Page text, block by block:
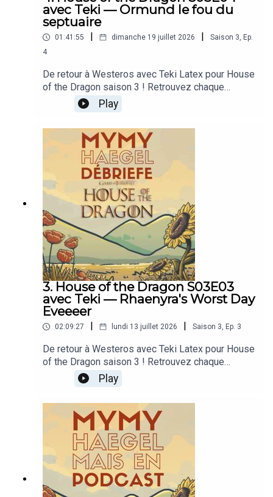
avec Teki — Ormund le fou du
septuaire
01:41:55 dimanche 19 juillet 2026 Saison 3, Ep.
4
De retour à Westeros avec Teki Latex pour House
of the Dragon saison 3 ! Retrouvez chaque
semaine les débriefs des épisodes, en avant-
première sur Patreon 🫡Plus de Mymy
HaegelDans la vie, je suis créatrice de contenu
indépendante sur Internet ; vous pouvez me
rejoindre sur Twitch, sur Instagram et sur Patreon.
Je parle de féminisme et d’émotions, de jeux
vidéo et de séries télé, de recettes de cuisine et
de champignons, de bienveillance et de sel. Pour
recevoir mes podcasts en avance et sans pub,
abonnez-vous sur Patreon !
Play
3. House of the Dragon S03E03
avec Teki — Rhaenyra's Worst Day
Eveeeer
02:09:27 lundi 13 juillet 2026 Saison 3, Ep. 3
De retour à Westeros avec Teki Latex pour House
of the Dragon saison 3 ! Retrouvez chaque
semaine les débriefs des épisodes, en avant-
première sur Patreon 🫡Plus de Mymy
HaegelDans la vie, je suis créatrice de contenu
indépendante sur Internet ; vous pouvez me
rejoindre sur Twitch, sur Instagram et sur Patreon.
Je parle de féminisme et d’émotions, de jeux
vidéo et de séries télé, de recettes de cuisine et
de champignons, de bienveillance et de sel. Pour
recevoir mes podcasts en avance et sans pub,
abonnez-vous sur Patreon !
Play